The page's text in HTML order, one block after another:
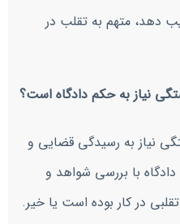
دهد، متهم به تقلب در
نیاز به حکم دادگاه است؟
نیاز به رسیدگی قضایی و
با بررسی شواهد و
در کار بوده است یا خیر.